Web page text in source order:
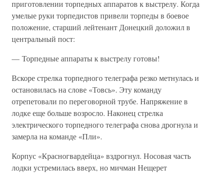
приготовлении торпедных аппаратов к выстрелу. Когда
умелые руки торпедистов привели торпеды в боевое
положение, старший лейтенант Донецкий доложил в
центральный пост:
— Торпедные аппараты к выстрелу готовы!
Вскоре стрелка торпедного телеграфа резко метнулась и
остановилась на слове «Товсь». Эту команду
отрепетовали по переговорной трубе. Напряжение в
лодке еще больше возросло. Наконец стрелка
электрического торпедного телеграфа снова дрогнула и
замерла на команде «Пли».
Корпус «Красногвардейца» вздрогнул. Носовая часть
лодки устремилась вверх, но мичман Нещерет